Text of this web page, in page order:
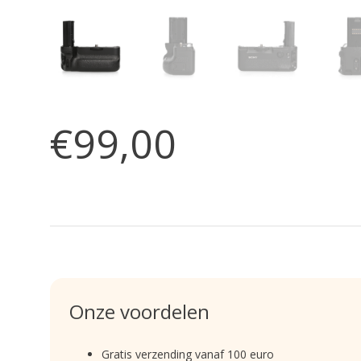
€99,00
Onze voordelen
Gratis verzending vanaf 100 euro